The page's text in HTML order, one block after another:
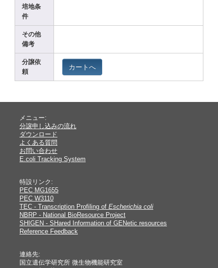
培地条
件
その他
備考
分譲依
頼
カートへ
メニュー:
分譲申し込みの流れ
ダウンロード
よくある質問
お問い合わせ
E.coli Tracking System
特設リンク:
PEC MG1655
PEC W3110
TEC - Transcription Profiling of Escherichia coli
NBRP - National BioResource Project
SHIGEN - SHared Information of GENetic resources
Reference Feedback
連絡先:
国立遺伝学研究所 微生物機能研究室